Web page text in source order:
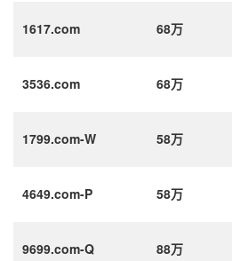
1617.com 68万
3536.com 68万
1799.com-W 58万
4649.com-P 58万
9699.com-Q 88万